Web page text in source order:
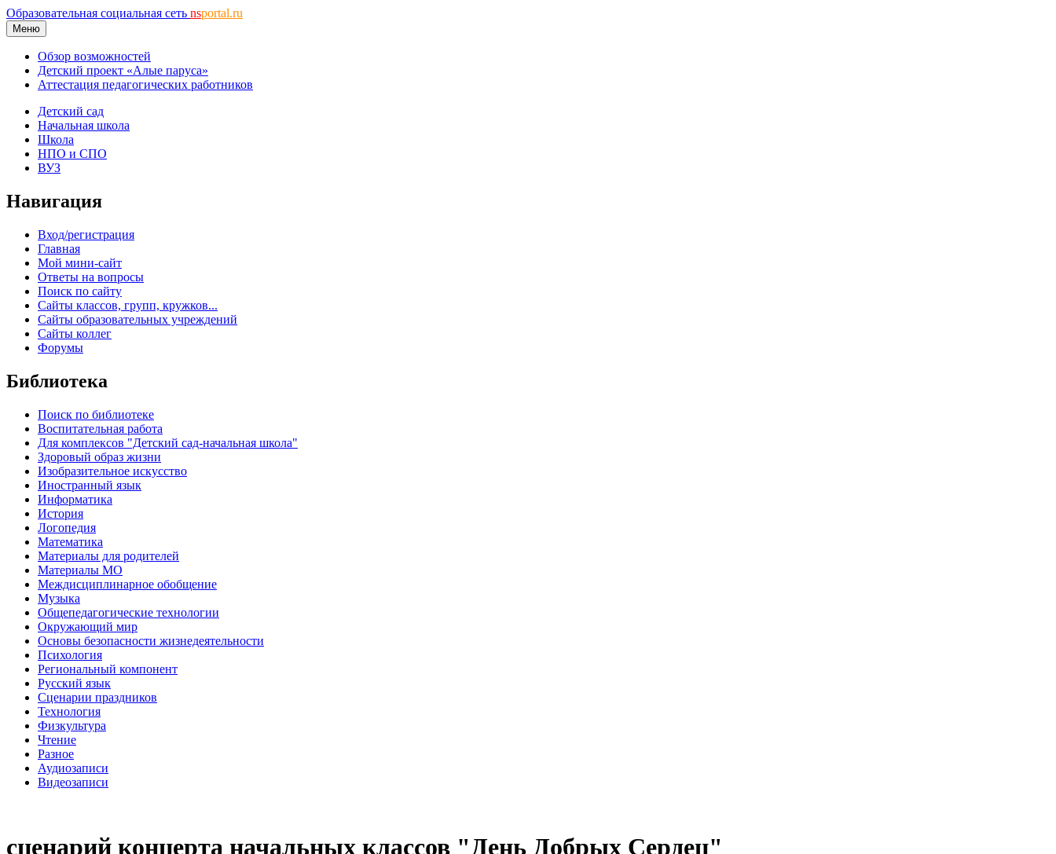
Образовательная социальная сеть nsportal.ru
Меню
Обзор возможностей
Детский проект «Алые паруса»
Аттестация педагогических работников
Детский сад
Начальная школа
Школа
НПО и СПО
ВУЗ
Навигация
Вход/регистрация
Главная
Мой мини-сайт
Ответы на вопросы
Поиск по сайту
Сайты классов, групп, кружков...
Сайты образовательных учреждений
Сайты коллег
Форумы
Библиотека
Поиск по библиотеке
Воспитательная работа
Для комплексов "Детский сад-начальная школа"
Здоровый образ жизни
Изобразительное искусство
Иностранный язык
Информатика
История
Логопедия
Математика
Материалы для родителей
Материалы МО
Междисциплинарное обобщение
Музыка
Общепедагогические технологии
Окружающий мир
Основы безопасности жизнедеятельности
Психология
Региональный компонент
Русский язык
Сценарии праздников
Технология
Физкультура
Чтение
Разное
Аудиозаписи
Видеозаписи
сценарий концерта начальных классов "День Добрых Сердец"